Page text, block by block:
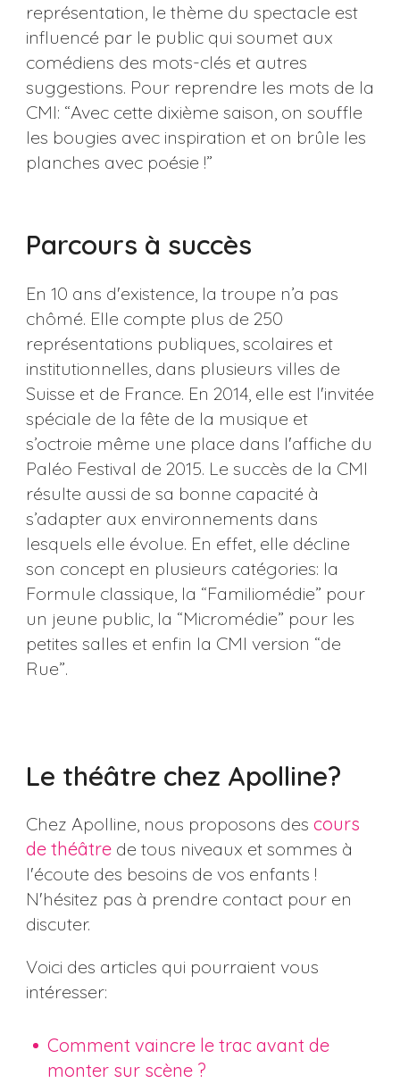
représentation, le thème du spectacle est
influencé par le public qui soumet aux
comédiens des mots-clés et autres
suggestions. Pour reprendre les mots de la
CMI: “Avec cette dixième saison, on souffle
les bougies avec inspiration et on brûle les
planches avec poésie !”
Parcours à succès
En 10 ans d'existence, la troupe n’a pas
chômé. Elle compte plus de 250
représentations publiques, scolaires et
institutionnelles, dans plusieurs villes de
Suisse et de France. En 2014, elle est l'invitée
spéciale de la fête de la musique et
s’octroie même une place dans l'affiche du
Paléo Festival de 2015. Le succès de la CMI
résulte aussi de sa bonne capacité à
s’adapter aux environnements dans
lesquels elle évolue. En effet, elle décline
son concept en plusieurs catégories: la
Formule classique, la “Familiomédie” pour
un jeune public, la “Micromédie” pour les
petites salles et enfin la CMI version “de
Rue”.
Le théâtre chez Apolline?
Chez Apolline, nous proposons des cours
de théâtre de tous niveaux et sommes à
l'écoute des besoins de vos enfants !
N'hésitez pas à prendre contact pour en
discuter.
Voici des articles qui pourraient vous
intéresser:
Comment vaincre le trac avant de
monter sur scène ?